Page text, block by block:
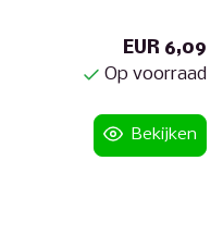
EUR 6,09
Op voorraad
Bekijken